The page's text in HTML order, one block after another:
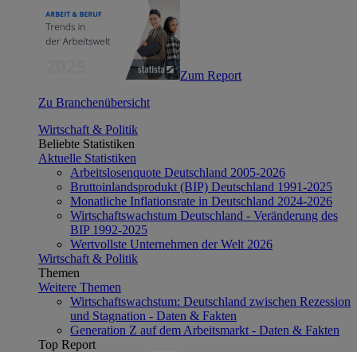
Zum Report
Zu Branchenübersicht
Wirtschaft & Politik
Beliebte Statistiken
Aktuelle Statistiken
Arbeitslosenquote Deutschland 2005-2026
Bruttoinlandsprodukt (BIP) Deutschland 1991-2025
Monatliche Inflationsrate in Deutschland 2024-2026
Wirtschaftswachstum Deutschland - Veränderung des
BIP 1992-2025
Wertvollste Unternehmen der Welt 2026
Wirtschaft & Politik
Themen
Weitere Themen
Wirtschaftswachstum: Deutschland zwischen Rezession
und Stagnation - Daten & Fakten
Generation Z auf dem Arbeitsmarkt - Daten & Fakten
Top Report